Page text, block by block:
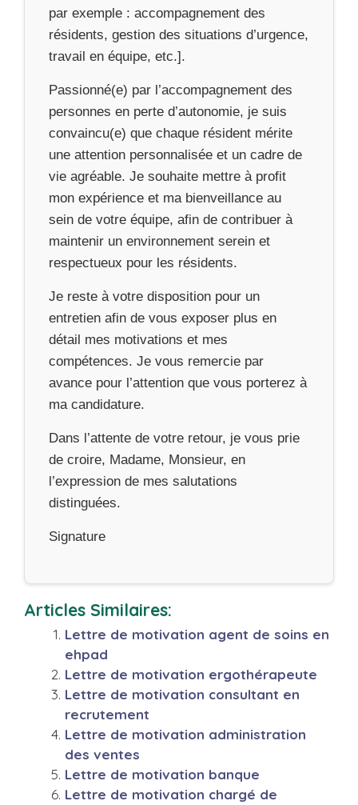
par exemple : accompagnement des
résidents, gestion des situations d’urgence,
travail en équipe, etc.].
Passionné(e) par l’accompagnement des
personnes en perte d’autonomie, je suis
convaincu(e) que chaque résident mérite
une attention personnalisée et un cadre de
vie agréable. Je souhaite mettre à profit
mon expérience et ma bienveillance au
sein de votre équipe, afin de contribuer à
maintenir un environnement serein et
respectueux pour les résidents.
Je reste à votre disposition pour un
entretien afin de vous exposer plus en
détail mes motivations et mes
compétences. Je vous remercie par
avance pour l’attention que vous porterez à
ma candidature.
Dans l’attente de votre retour, je vous prie
de croire, Madame, Monsieur, en
l’expression de mes salutations
distinguées.
Signature
Articles Similaires:
Lettre de motivation agent de soins en
ehpad
Lettre de motivation ergothérapeute
Lettre de motivation consultant en
recrutement
Lettre de motivation administration
des ventes
Lettre de motivation banque
Lettre de motivation chargé de